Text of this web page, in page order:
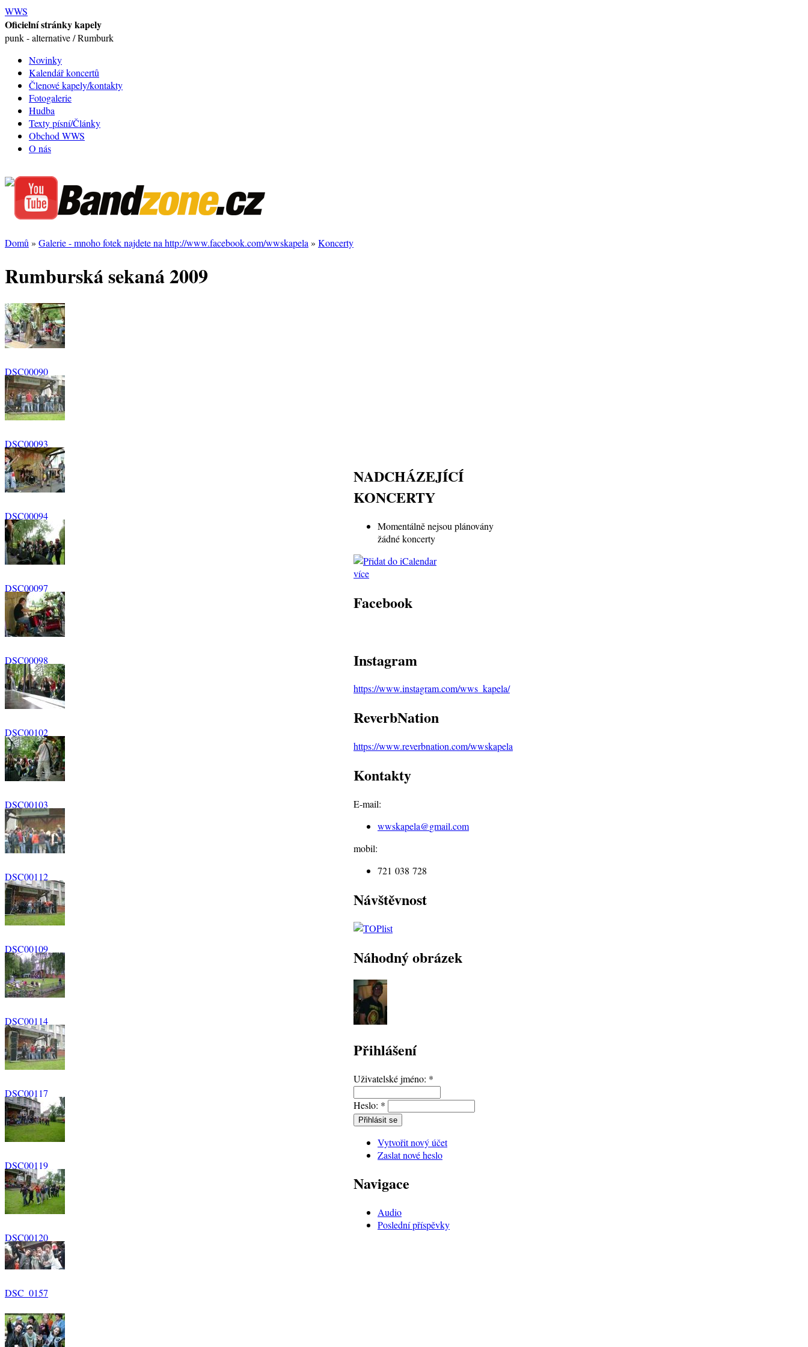
WWS
Oficielní stránky kapely
punk - alternative / Rumburk
Novinky
Kalendář koncertů
Členové kapely/kontakty
Fotogalerie
Hudba
Texty písní/Články
Obchod WWS
O nás
Domů » Galerie - mnoho fotek najdete na http://www.facebook.com/wwskapela » Koncerty
Rumburská sekaná 2009
DSC00090
DSC00093
DSC00094
DSC00097
DSC00098
DSC00102
DSC00103
DSC00112
DSC00109
DSC00114
DSC00117
DSC00119
DSC00120
DSC_0157
NADCHÁZEJÍCÍ
KONCERTY
Momentálně nejsou plánovány
žádné koncerty
více
Facebook
Instagram
https://www.instagram.com/wws_kapela/
ReverbNation
https://www.reverbnation.com/wwskapela
Kontakty
E-mail:
wwskapela@gmail.com
mobil:
721 038 728
Návštěvnost
Náhodný obrázek
Přihlášení
Uživatelské jméno: *
Heslo: *
Vytvořit nový účet
Zaslat nové heslo
Navigace
Audio
Poslední příspěvky